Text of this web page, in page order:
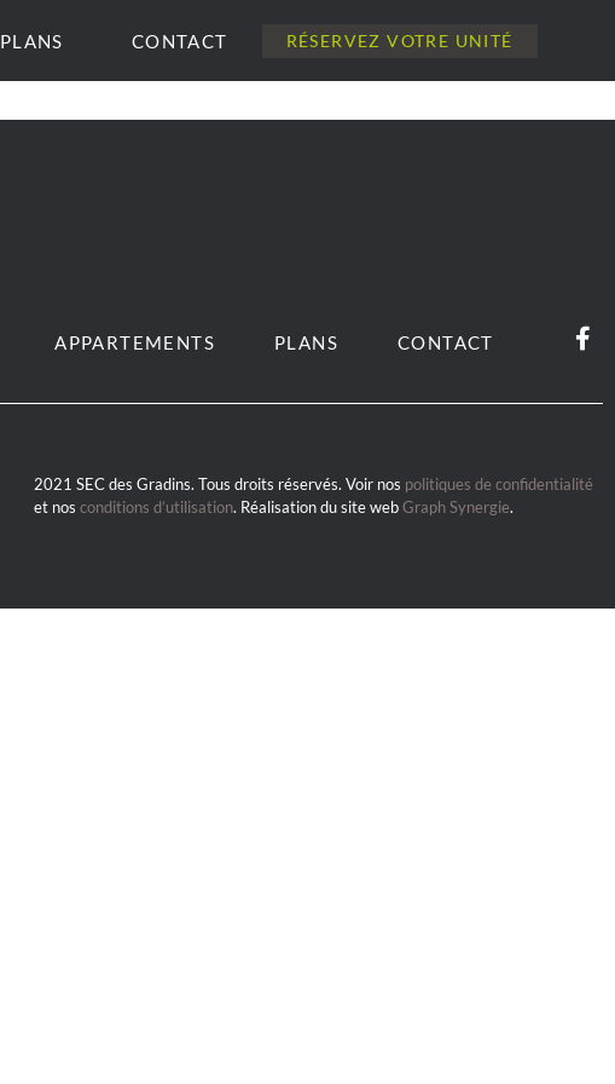
PLANS CONTACT RÉSERVEZ VOTRE UNITÉ
APPARTEMENTS PLANS CONTACT
2021 SEC des Gradins. Tous droits réservés. Voir nos politiques de confidentialité
et nosconditions d’utilisation. Réalisation du site webGraph Synergie.